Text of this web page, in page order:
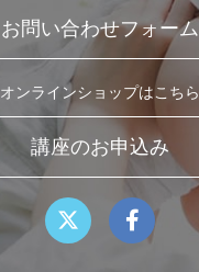
お問い合わせフォーム
オンラインショップはこちら
講座のお申込み